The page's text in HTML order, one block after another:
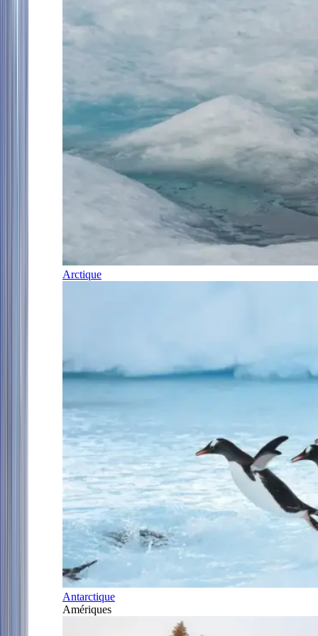
Arctique
Antarctique
Amériques